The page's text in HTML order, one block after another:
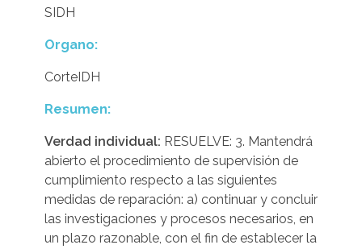
SIDH
Organo:
CorteIDH
Resumen:
Verdad individual: RESUELVE: 3. Mantendrá
abierto el procedimiento de supervisión de
cumplimiento respecto a las siguientes
medidas de reparación: a) continuar y concluir
las investigaciones y procesos necesarios, en
un plazo razonable, con el fin de establecer la